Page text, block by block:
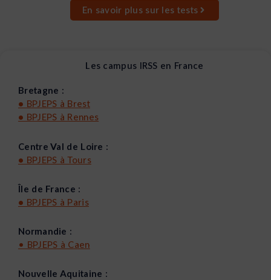
En savoir plus sur les tests
Les campus IRSS en France
Bretagne :
• BPJEPS à Brest
• BPJEPS à Rennes
Centre Val de Loire :
• BPJEPS à Tours
Île de France :
• BPJEPS à Paris
Normandie :
• BPJEPS à Caen
Nouvelle Aquitaine :